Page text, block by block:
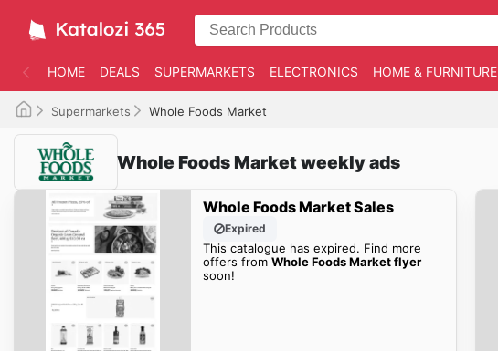
HOME DEALS SUPERMARKETS ELECTRONICS HOME & FURNITURE
Supermarkets Whole Foods Market
Whole Foods Market weekly ads
Whole Foods Market Sales
Expired
This catalogue has expired. Find more
offers from Whole Foods Market flyer
soon!